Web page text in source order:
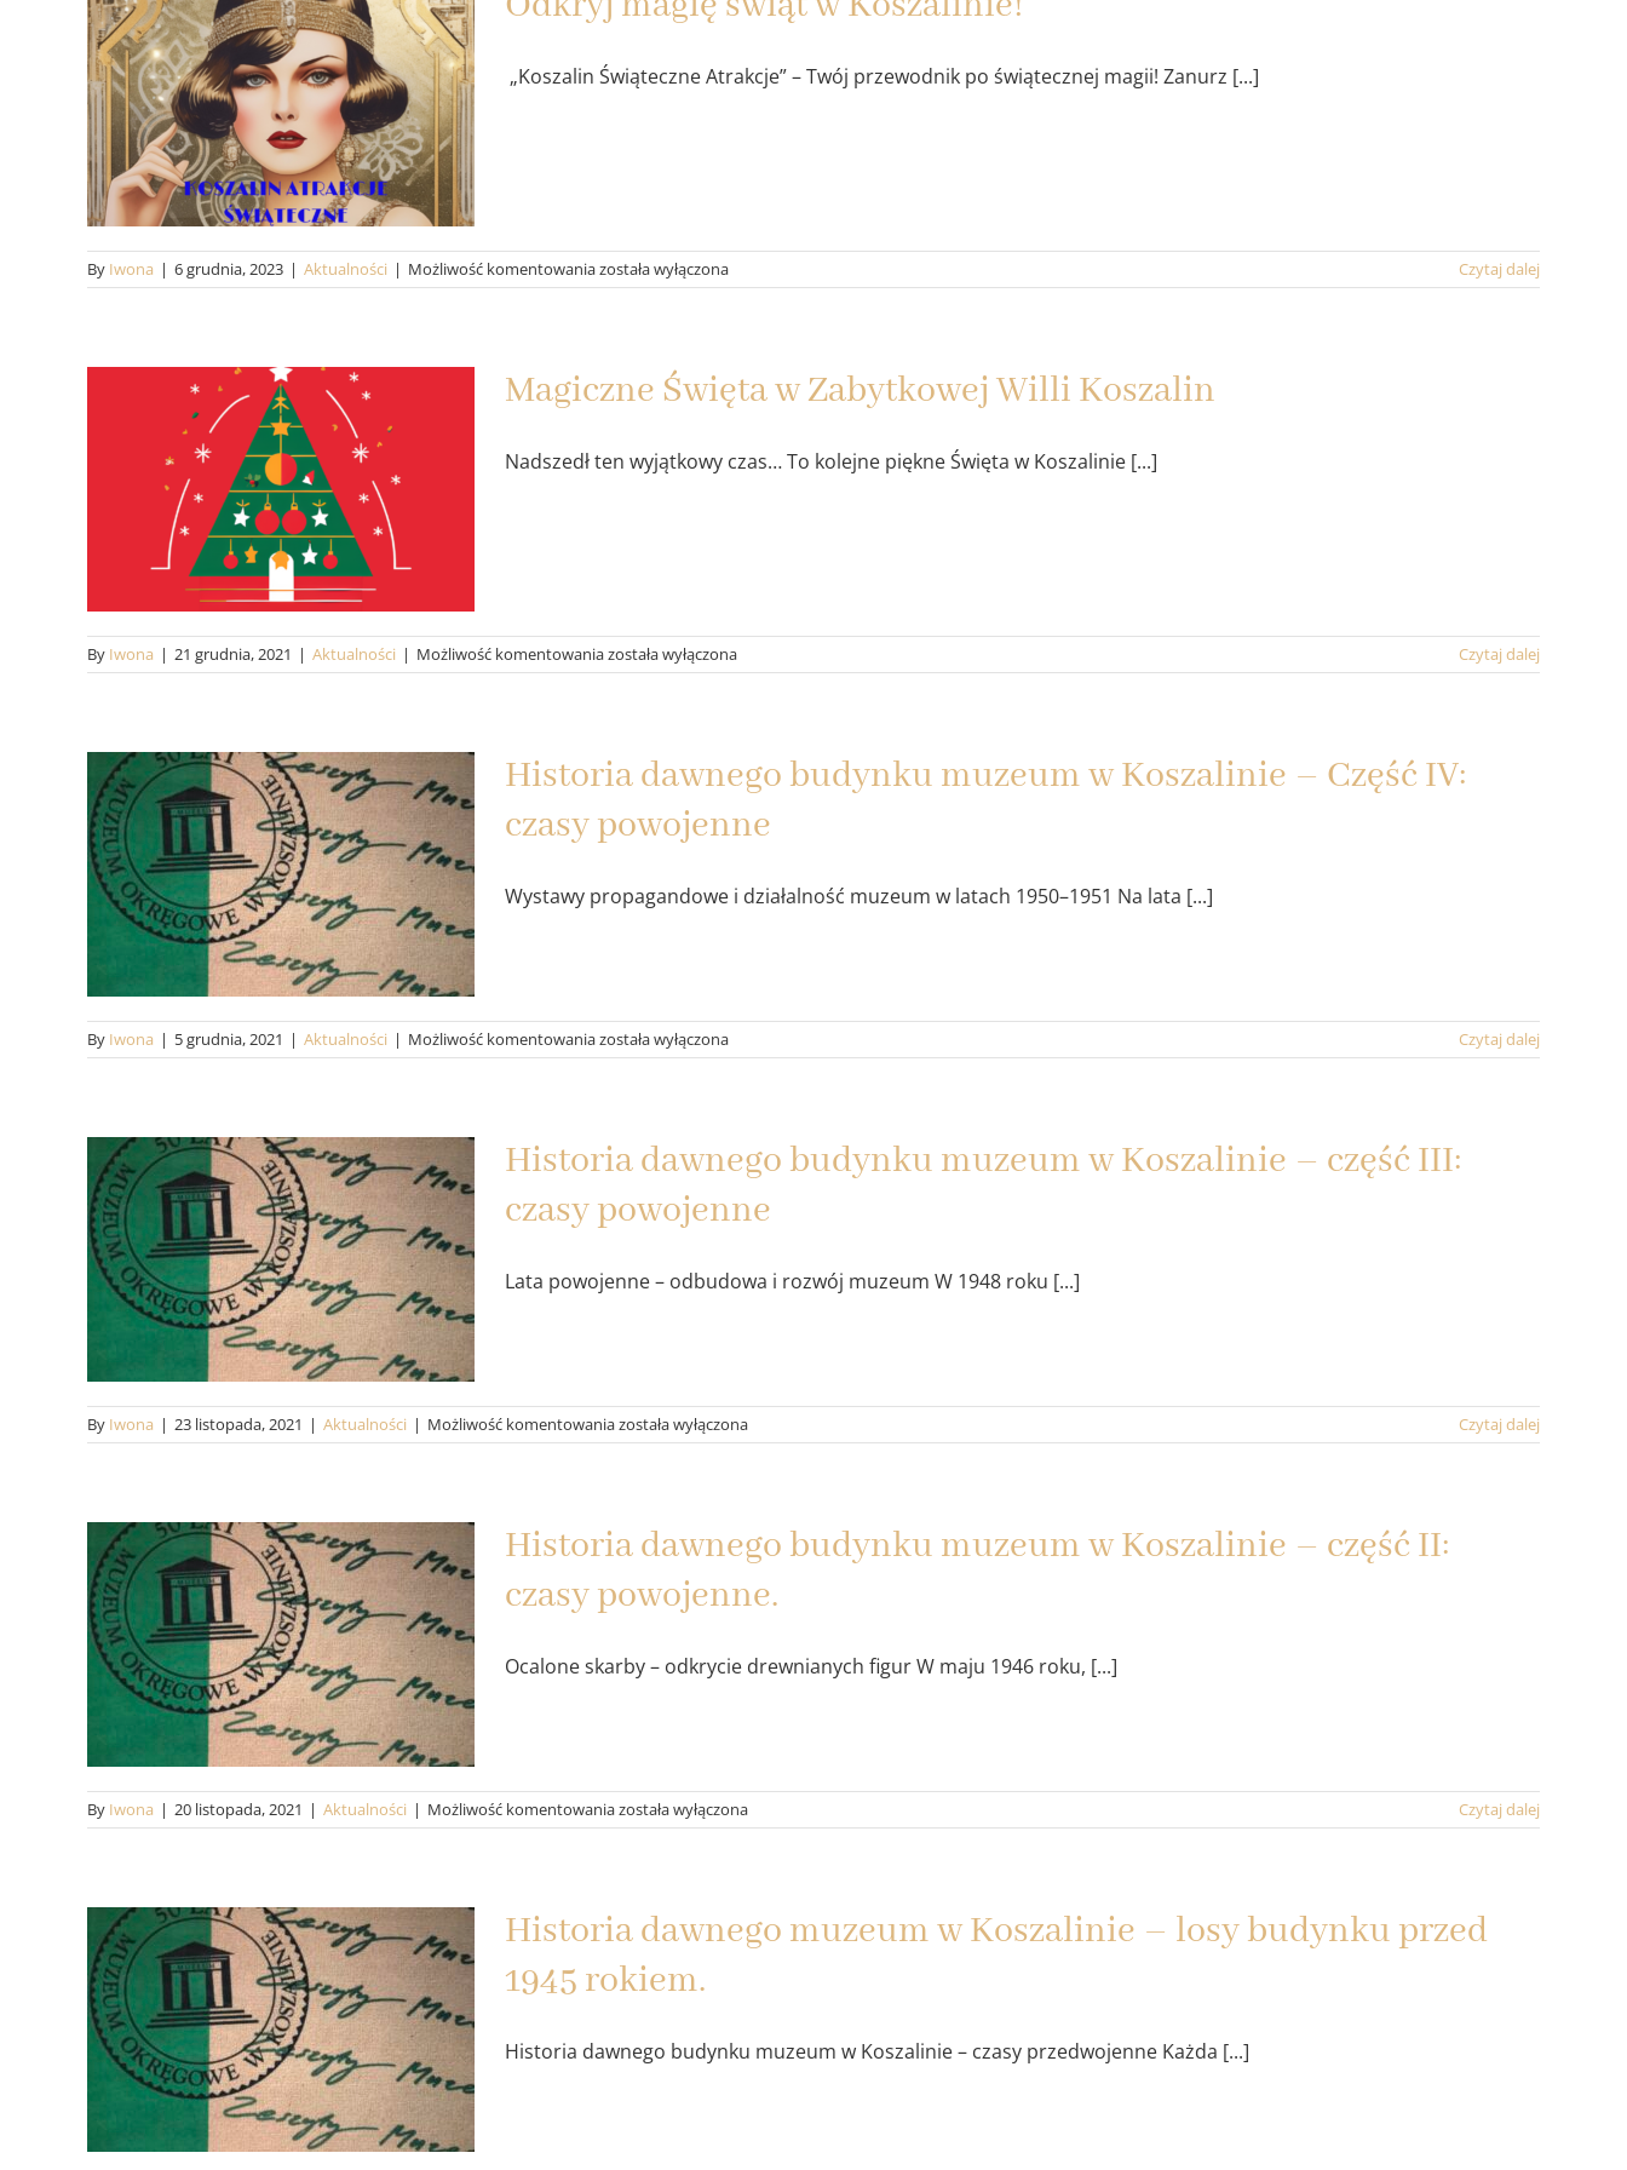
Odkryj magię świąt w
Koszalinie!
Aktualności
„Koszalin Świąteczne Atrakcje” – Twój przewodnik po świątecznej magii! Zanurz [...]
By Iwona | 6 grudnia, 2023 | Aktualności | Możliwość komentowaniaOdkryj
magię
została wyłączona Czytaj dalej
Magiczne Święta w
Zabytkowej Willi
Koszalin
Aktualności
Magiczne Święta w Zabytkowej Willi Koszalin
Nadszedł ten wyjątkowy czas… To kolejne piękne Święta w Koszalinie [...]
By Iwona | 21 grudnia, 2021 | Aktualności | Możliwość komentowaniaMagiczne
Święta
Koszalin
została wyłączona Czytaj dalej
Historia dawnego
budynku muzeum w
Koszalinie – Część IV:
czasy powojenne
Aktualności
Historia dawnego budynku muzeum w Koszalinie – Część IV:
czasy powojenne
Wystawy propagandowe i działalność muzeum w latach 1950–1951 Na lata [...]
By Iwona | 5 grudnia, 2021 | Aktualności | Możliwość komentowaniaHistoria
dawnego
Koszalinie
–
Część
IV:
powojenne
została wyłączona Czytaj dalej
Historia dawnego
budynku muzeum w
Koszalinie – część III:
czasy powojenne
Aktualności
Historia dawnego budynku muzeum w Koszalinie – część III:
czasy powojenne
Lata powojenne – odbudowa i rozwój muzeum W 1948 roku [...]
By Iwona | 23 listopada, 2021 | Aktualności | Możliwość komentowaniaHistoria
dawnego
Koszalinie
–
część
III:
powojenne
została wyłączona Czytaj dalej
Historia dawnego
budynku muzeum w
Koszalinie – część II:
czasy powojenne.
Aktualności
Historia dawnego budynku muzeum w Koszalinie – część II:
czasy powojenne.
Ocalone skarby – odkrycie drewnianych figur W maju 1946 roku, [...]
By Iwona | 20 listopada, 2021 | Aktualności | Możliwość komentowaniaHistoria
dawnego
Koszalinie
–
część
II:
powojenne.
została wyłączona Czytaj dalej
Historia dawnego
muzeum w Koszalinie
– losy budynku przed
1945 rokiem.
Aktualności
Historia dawnego muzeum w Koszalinie – losy budynku przed
1945 rokiem.
Historia dawnego budynku muzeum w Koszalinie – czasy przedwojenne Każda [...]